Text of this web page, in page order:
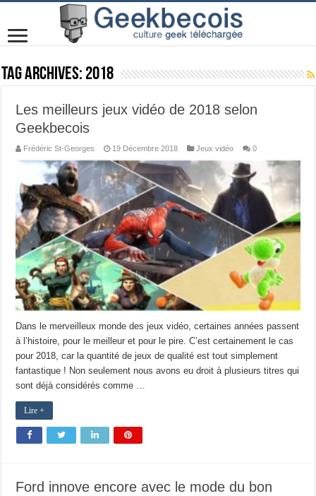
Tag Archives: 2018
Les meilleurs jeux vidéo de 2018 selon
Geekbecois
Frédéric St-Georges 19 Décembre 2018 Jeux vidéo 0
Dans le merveilleux monde des jeux vidéo, certaines années passent
à l’histoire, pour le meilleur et pour le pire. C’est certainement le cas
pour 2018, car la quantité de jeux de qualité est tout simplement
fantastique ! Non seulement nous avons eu droit à plusieurs titres qui
sont déjà considérés comme …
Lire +
Ford innove encore avec le mode du bon